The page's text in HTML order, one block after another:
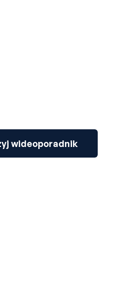
wideoporadnik